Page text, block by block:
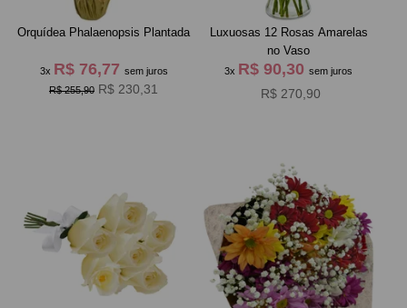
Orquídea Phalaenopsis Plantada
3x R$ 76,77 sem juros
R$ 255,90 R$ 230,31
Luxuosas 12 Rosas Amarelas
no Vaso
3x R$ 90,30sem juros
R$ 270,90